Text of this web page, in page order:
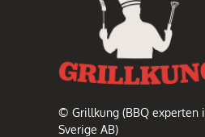
© Grillkung (BBQ experten i
Sverige AB)